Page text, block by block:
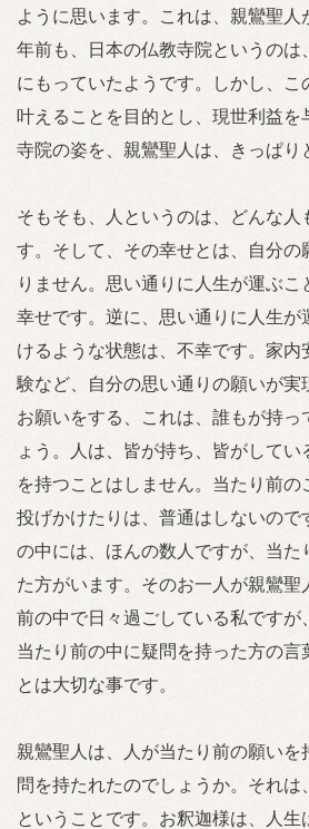
ように思います。これは、親鸞聖人
年前も、日本の仏教寺院というのは
にもっていたようです。しかし、こ
叶えることを目的とし、現世利益を
寺院の姿を、親鸞聖人は、きっぱり
そもそも、人というのは、どんな人
す。そして、その幸せとは、自分の
りません。思い通りに人生が運ぶこ
幸せです。逆に、思い通りに人生が
けるような状態は、不幸です。家内
験など、自分の思い通りの願いが実
お願いをする、これは、誰もが持っ
ょう。人は、皆が持ち、皆がしてい
を持つことはしません。当たり前の
投げかけたりは、普通はしないので
の中には、ほんの数人ですが、当た
た方がいます。そのお一人が親鸞聖
前の中で日々過ごしている私ですが
当たり前の中に疑問を持った方の言
とは大切な事です。
親鸞聖人は、人が当たり前の願いを
問を持たれたのでしょうか。それ
ということです。お釈迦様は、人生